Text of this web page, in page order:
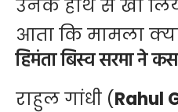
उनके हाथ से खा
आता कि मामला
हिमंता बिस्व सरमा ने
राहुल गांधी (Rahul